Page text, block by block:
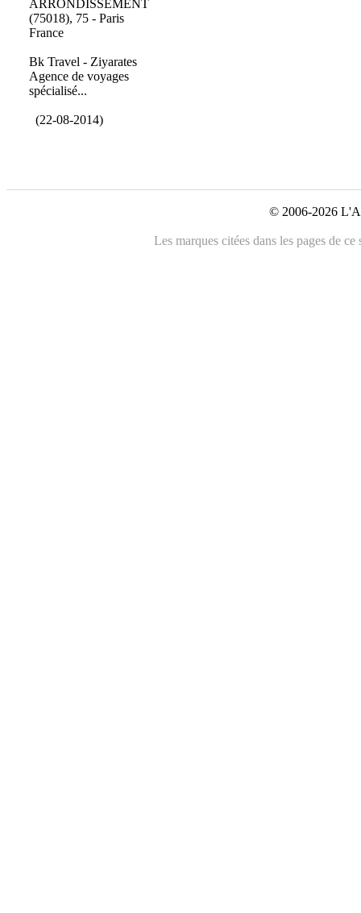
ARRONDISSEMENT
(75018), 75 - Paris
France
Bk Travel - Ziyarates
Agence de voyages
spécialisé...
(22-08-2014)
© 2006-2026
Les marques citées dans les pages de